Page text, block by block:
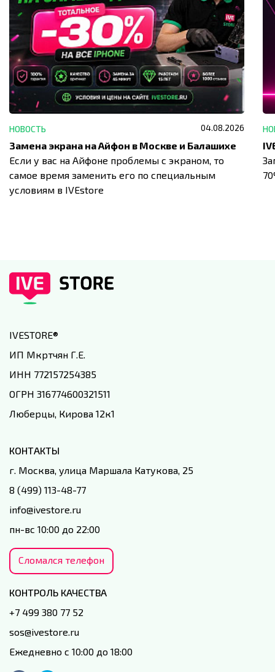
НОВОСТЬ 04.08.2026
Замена экрана на Айфон в Москве и Балашихе
Если у вас на Айфоне проблемы с экраном, то
самое время заменить его по специальным
условиям в IVEstore
IVESTORE®
ИП Мкртчян Г.Е.
ИНН 772157254385
ОГРН 316774600321511
Люберцы, Кирова 12к1
КОНТАКТЫ
г. Москва, улица Маршала Катукова, 25
8 (499) 113-48-77
info@ivestore.ru
пн-вс 10:00 до 22:00
Сломался телефон
КОНТРОЛЬ КАЧЕСТВА
+7 499 380 77 52
sos@ivestore.ru
Ежедневно с 10:00 до 18:00